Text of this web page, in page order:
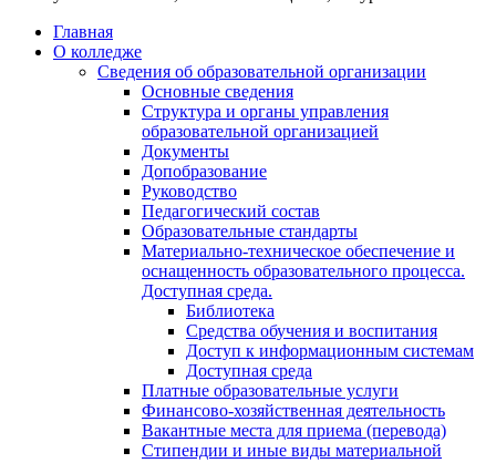
Главная
О колледже
Сведения об образовательной организации
Основные сведения
Структура и органы управления
образовательной организацией
Документы
Допобразование
Руководство
Педагогический состав
Образовательные стандарты
Материально-техническое обеспечение и
оснащенность образовательного процесса.
Доступная среда.
Библиотека
Средства обучения и воспитания
Доступ к информационным системам
Доступная среда
Платные образовательные услуги
Финансово-хозяйственная деятельность
Вакантные места для приема (перевода)
Стипендии и иные виды материальной